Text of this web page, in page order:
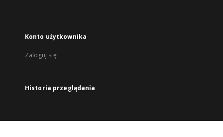
Konto użytkownika
Zaloguj się
Historia przeglądania